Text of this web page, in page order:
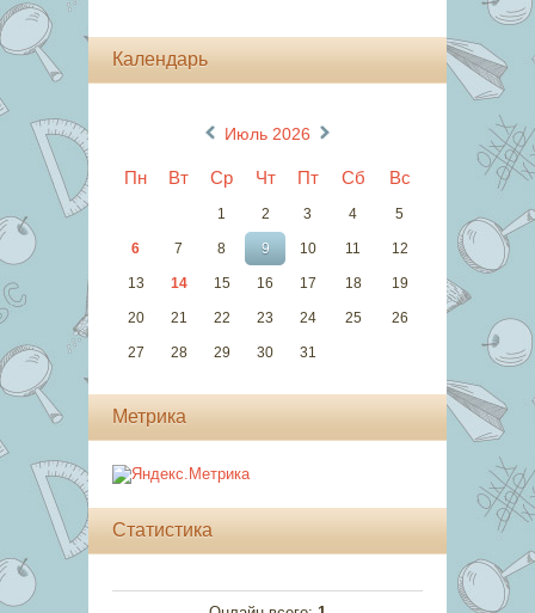
Календарь
Июль 2026
Пн Вт Ср Чт Пт Сб Вс
1 2 3 4 5
6 7 8 9 10 11 12
13 14 15 16 17 18 19
20 21 22 23 24 25 26
27 28 29 30 31
Метрика
Статистика